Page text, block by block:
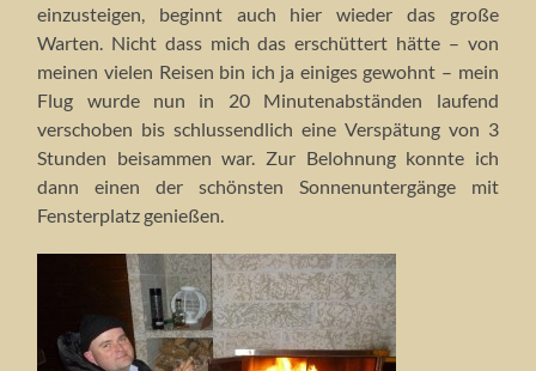
einzusteigen, beginnt auch hier wieder das große
Warten. Nicht dass mich das erschüttert hätte – von
meinen vielen Reisen bin ich ja einiges gewohnt – mein
Flug wurde nun in 20 Minutenabständen laufend
verschoben bis schlussendlich eine Verspätung von 3
Stunden beisammen war. Zur Belohnung konnte ich
dann einen der schönsten Sonnenuntergänge mit
Fensterplatz genießen.